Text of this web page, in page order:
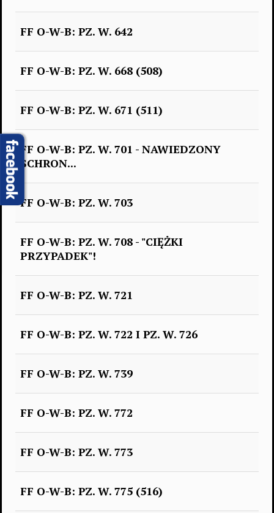
FF O-W-B: PZ. W. 642
FF O-W-B: PZ. W. 668 (508)
FF O-W-B: PZ. W. 671 (511)
FF O-W-B: PZ. W. 701 - NAWIEDZONY
SCHRON...
FF O-W-B: PZ. W. 703
FF O-W-B: PZ. W. 708 - "CIĘŻKI
PRZYPADEK"!
FF O-W-B: PZ. W. 721
FF O-W-B: PZ. W. 722 I PZ. W. 726
FF O-W-B: PZ. W. 739
FF O-W-B: PZ. W. 772
FF O-W-B: PZ. W. 773
FF O-W-B: PZ. W. 775 (516)